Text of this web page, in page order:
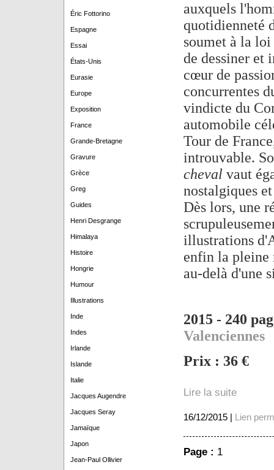
Éric Fottorino
Espagne
Essai
États-Unis
Eurasie
Europe
Exposition
France
Grande-Bretagne
Gravure
Grèce
Greg
Guides
Henri Desgrange
Himalaya
Histoire
Hongrie
Humour
Illustrations
Inde
Indes
Irlande
Islande
Italie
Jacques Augendre
Jacques Seray
Jamaïque
Japon
Jean-Paul Ollivier
auxquels
quotidienneté
soumet à la
de dessiner et
cœur de
concurrentes
vindicte du
automobile
Tour de
introuvable.
cheval vaut
nostalgiques
Dès lors, une
illustrations
enfin la pleine
au-delà d'une
2015 - 240
Valenciennes
Prix : 36 €
Lire la suite
16/12/2015 | Lien
Page : 1